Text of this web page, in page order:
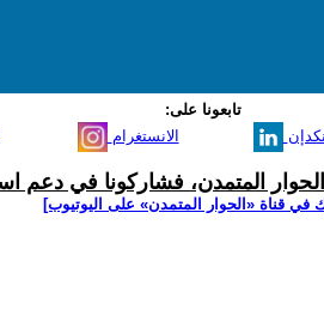
تابعونا على:
الانستغرام
المتمدن، فشاركونا في دعم
في قناة ‫«الحوار المتمدن» على اليوتيوب]